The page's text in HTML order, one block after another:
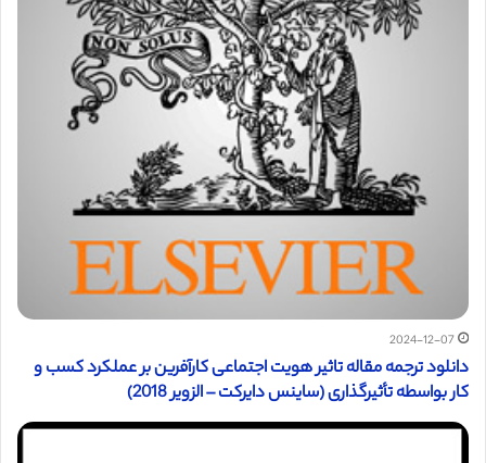
2024-12-07
دانلود ترجمه مقاله تاثیر هویت اجتماعی کارآفرین بر عملکرد کسب و
کار بواسطه تأثیرگذاری (ساینس دایرکت – الزویر 2018)